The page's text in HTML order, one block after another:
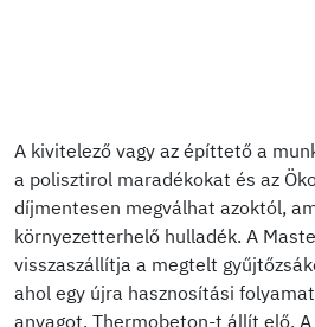
A kivitelező vagy az építtető a
a polisztirol maradékokat és az
díjmentesen megválhat azoktól,
környezetterhelő hulladék. A
visszaszállítja a megtelt
ahol egy újra hasznosítási
anyagot, Thermobeton-t állít elő.